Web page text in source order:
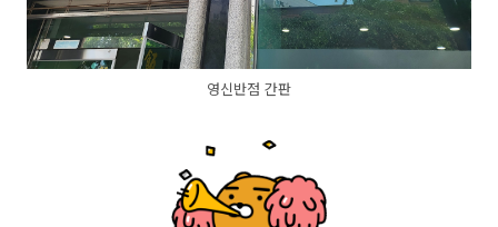
영신반점 간판